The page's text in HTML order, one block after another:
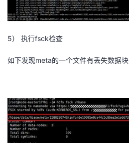
5） 执行fsck检查
如下发现meta的一个文件有丢失数据块